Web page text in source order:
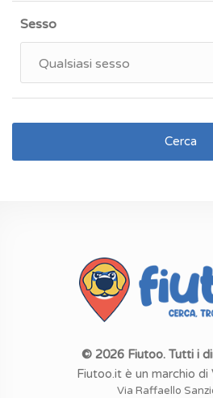
Sesso
Cerca
© 2026 Fiutoo. Tutti i
Fiutoo.it è un marchio di
Via Raffaello